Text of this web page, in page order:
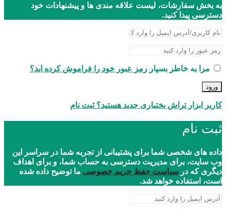
به بخش سفارشات، لیست علاقه مندی ها و پیشنهادات خود
دسترسی پیدا کنید.
مرا به خاطر بسپار رمز عبور خود را فراموش کرده اید؟
ورود
کاربر ابزار تراش بختیاری جدید هستید؟ ثبت نام
ثبت نام
داده های شخصی شما برای پشتیبانی از تجربه شما در سراسر این
وب سایت، برای مدیریت دسترسی به حساب شما، و برای اهداف
دیگری که در سیاست حفظ حریم خصوصی ما توضیح داده شده
است، استفاده خواهد شد.